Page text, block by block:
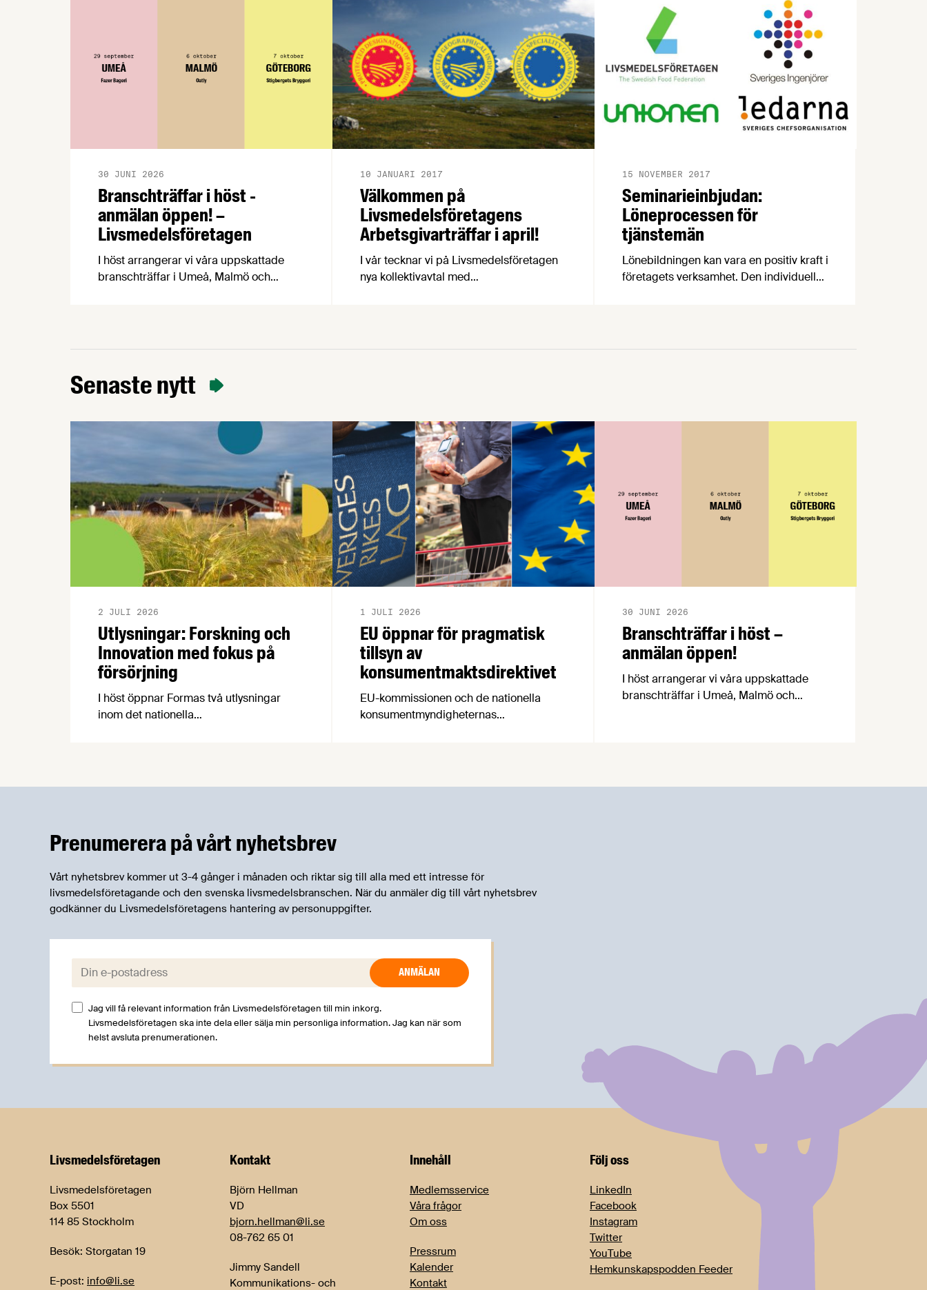
Branschträffar i höst -
anmälan öppen! –
Livsmedelsföretagen
30 JUNI 2026
I höst arrangerar vi våra uppskattade
branschträffar i Umeå, Malmö och
branschträffar får du fördjupa dig i
ämnen som är viktiga för
Välkommen på
Livsmedelsföretagens
Arbetsgivarträffar i april!
10 JANUARI 2017
I vår tecknar vi på Livsmedelsföretagen
nya kollektivavtal med
Seminarieinbjudan:
Löneprocessen för
tjänstemän
15 NOVEMBER 2017
Lönebildningen kan vara en positiv kraft i
företagets verksamhet. Den individuella
Senaste nytt
Utlysningar: Forskning och
Innovation med fokus på
försörjning
2 JULI 2026
I höst öppnar Formas två utlysningar
inom det nationella
innovationer som stärker Sveriges
livsmedelsförsörjning.
EU öppnar för pragmatisk
tillsyn av
konsumentmaktsdirektivet
1 JULI 2026
EU-kommissionen och de nationella
konsumentmyndigheternas
Branschträffar i höst –
anmälan öppen!
30 JUNI 2026
I höst arrangerar vi våra uppskattade
branschträffar i Umeå, Malmö och
Prenumerera på vårt nyhetsbrev
Vårt nyhetsbrev kommer ut 3-4 gånger i månaden och riktar sig till alla med ett intresse för
livsmedelsföretagande och den svenska livsmedelsbranschen. När du anmäler dig till vårt nyhetsbrev
godkänner du Livsmedelsföretagens hantering av personuppgifter.
E-post:
Jag vill få relevant information från Livsmedelsföretagen till min inkorg.
Livsmedelsföretagen ska inte dela eller sälja min personliga information. Jag kan när som
helst avsluta prenumerationen.
Livsmedels­företagen
Livsmedelsföretagen
Box 5501
114 85 Stockholm
Besök: Storgatan 19
E-post: info@li.se
Kontakt
Björn Hellman
VD
bjorn.hellman@li.se
08-762 65 01
Jimmy Sandell
Kommunikations- och
Innehåll
Medlemsservice
Våra frågor
Om oss
Pressrum
Kalender
Kontakt
Följ oss
LinkedIn
Facebook
Instagram
Twitter
YouTube
Hemkunskapspodden Feeder